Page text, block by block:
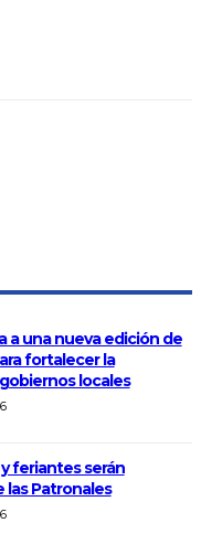
a una nueva edición de
fortalecer la
locales
feriantes serán
Patronales